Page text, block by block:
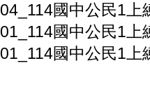
04_114國中公民1上
01_114國中公民1上
01_114國中公民1上